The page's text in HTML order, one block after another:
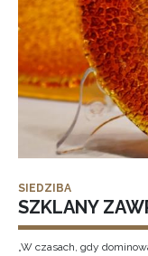
SIEDZIBA
SZKLANY
„W czasach, gdy